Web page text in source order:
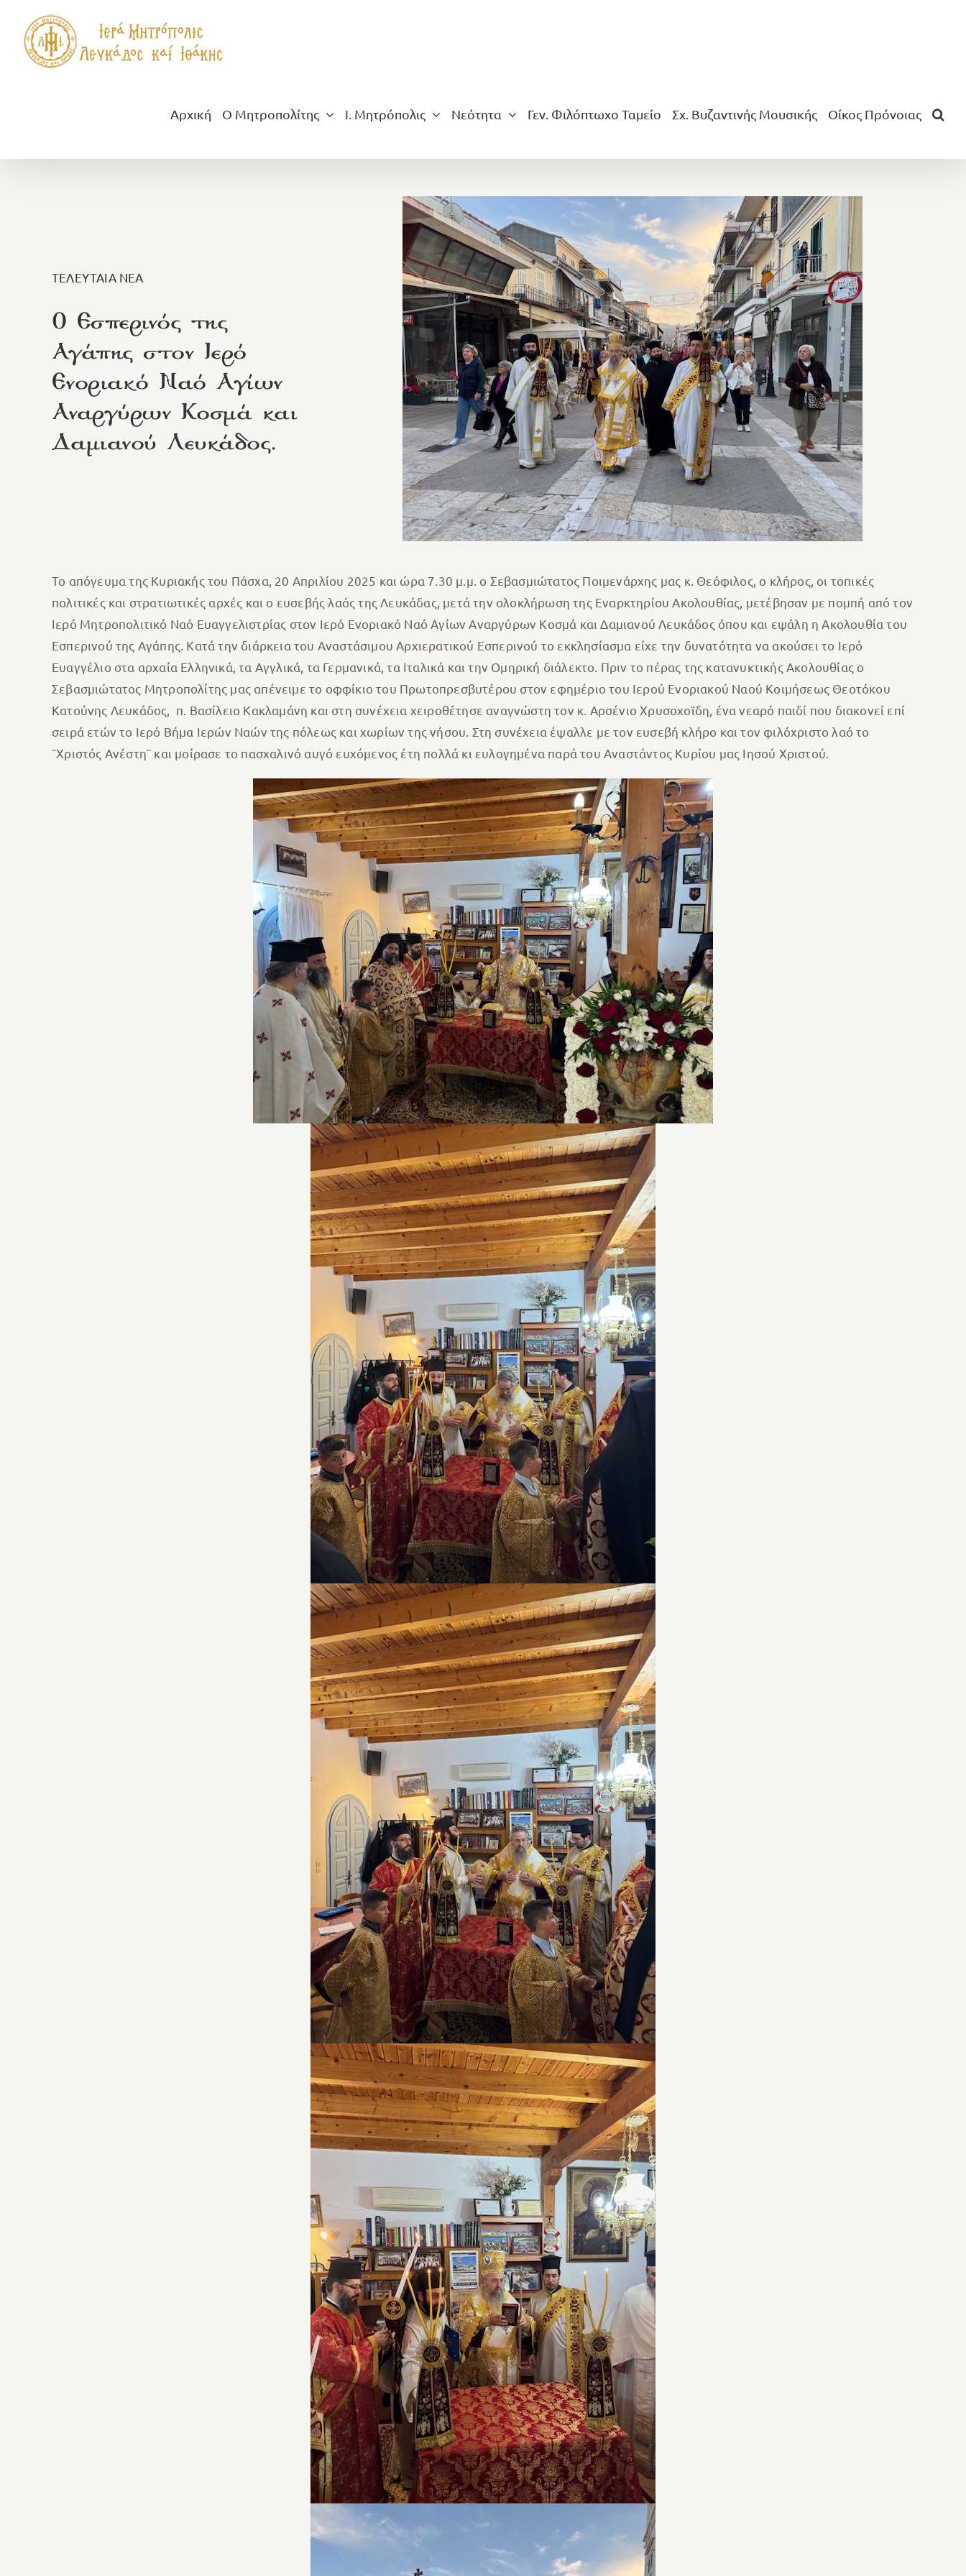
περιεχόμενο
Αρχική Ο Μητροπολίτης Ι. Μητρόπολις Νεότητα Γεν. Φιλόπτωχο Ταμείο Σχ. Βυζαντινής Μουσικής Οίκος Πρόνοιας
ΤΕΛΕΥΤΑΙΑ ΝΕΑ
Ο Εσπερινός της
Αγάπης στον Ιερό
Ενοριακό Ναό Αγίων
Αναργύρων Κοσμά και
Δαμιανού Λευκάδος.
Το απόγευμα της Κυριακής του Πάσχα, 20 Απριλίου 2025 και ώρα 7.30 μ.μ. ο Σεβασμιώτατος Ποιμενάρχης μας κ. Θεόφιλος, ο κλήρος, οι τοπικές
πολιτικές και στρατιωτικές αρχές και ο ευσεβής λαός της Λευκάδας, μετά την ολοκλήρωση της Εναρκτηρίου Ακολουθίας, μετέβησαν με πομπή από τον
Ιερό Μητροπολιτικό Ναό Ευαγγελιστρίας στον Ιερό Ενοριακό Ναό Αγίων Αναργύρων Κοσμά και Δαμιανού Λευκάδος όπου και εψάλη η Ακολουθία του
Εσπερινού της Αγάπης. Κατά την διάρκεια του Αναστάσιμου Αρχιερατικού Εσπερινού το εκκλησίασμα είχε την δυνατότητα να ακούσει το Ιερὀ
Ευαγγέλιο στα αρχαία Ελληνικά, τα Αγγλικά, τα Γερμανικά, τα Ιταλικά και την Ομηρική διάλεκτο. Πριν το πέρας της κατανυκτικής Ακολουθίας ο
Σεβασμιώτατος Μητροπολίτης μας απένειμε το οφφίκιο του Πρωτοπρεσβυτέρου στον εφημέριο του Ιερού Ενοριακού Ναού Κοιμήσεως Θεοτόκου
Κατούνης Λευκάδος, π. Βασίλειο Κακλαμάνη και στη συνέχεια χειροθέτησε αναγνώστη τον κ. Αρσένιο Χρυσοχοϊδη, ένα νεαρό παιδί που διακονεί επί
σειρά ετών το Ιερό Βήμα Ιερών Ναών της πόλεως και χωρίων της νήσου. Στη συνέχεια έψαλλε με τον ευσεβή κλήρο και τον φιλόχριστο λαό το
¨Χριστός Ανέστη¨ και μοίρασε το πασχαλινό αυγό ευχόμενος έτη πολλά κι ευλογημένα παρά του Αναστάντος Κυρίου μας Ιησού Χριστού.